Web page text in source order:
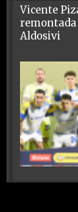
Vicente
remontada
Aldosivi